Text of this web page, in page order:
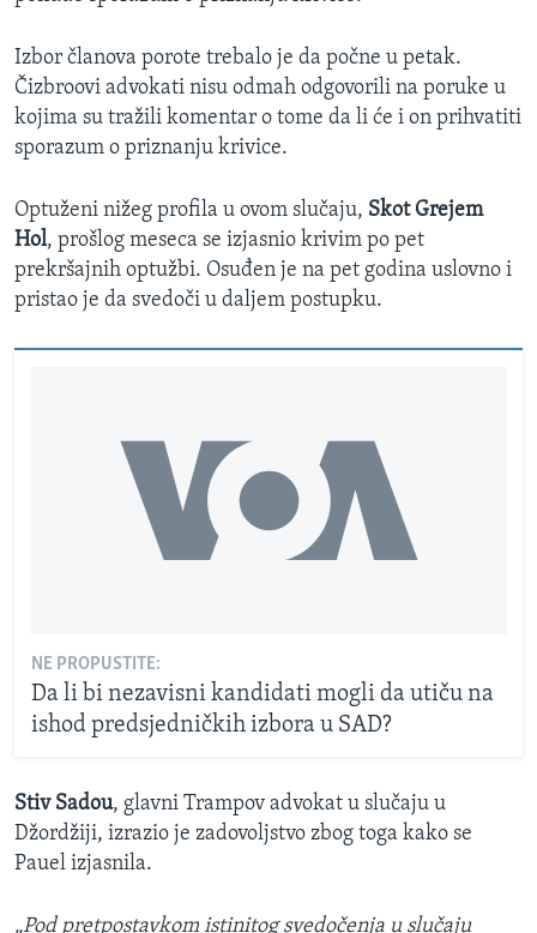
Izbor članova porote trebalo je da počne u petak.
Čizbroovi advokati nisu odmah odgovorili na poruke u
kojima su tražili komentar o tome da li će i on prihvatiti
sporazum o priznanju krivice.
Optuženi nižeg profila u ovom slučaju, Skot Grejem
Hol, prošlog meseca se izjasnio krivim po pet
prekršajnih optužbi. Osuđen je na pet godina uslovno i
pristao je da svedoči u daljem postupku.
NE PROPUSTITE:
Da li bi nezavisni kandidati mogli da utiču na
ishod predsjedničkih izbora u SAD?
Stiv Sadou, glavni Trampov advokat u slučaju u
Džordžiji, izrazio je zadovoljstvo zbog toga kako se
Pauel izjasnila.
„Pod pretpostavkom istinitog svedočenja u slučaju